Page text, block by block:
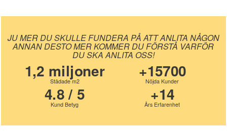
JU MER DU SKULLE FUNDERA PÅ ATT ANLITA NÅGON
ANNAN DESTO MER KOMMER DU FÖRSTÅ VARFÖR
DU SKA ANLITA OSS!
1,2 miljoner
Städade m2
+15700
Nöjda Kunder
4.8 / 5
Kund Betyg
+14
Års Erfarenhet